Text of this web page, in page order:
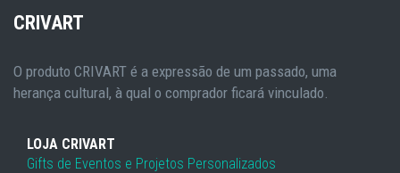
CRIVART
O produto CRIVART é a expressão de um passado, uma
herança cultural, à qual o comprador ficará vinculado.
LOJA CRIVART
Gifts de Eventos e Projetos Personalizados